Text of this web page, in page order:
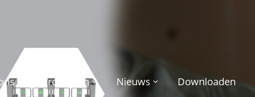
Producten Nieuws Downloaden